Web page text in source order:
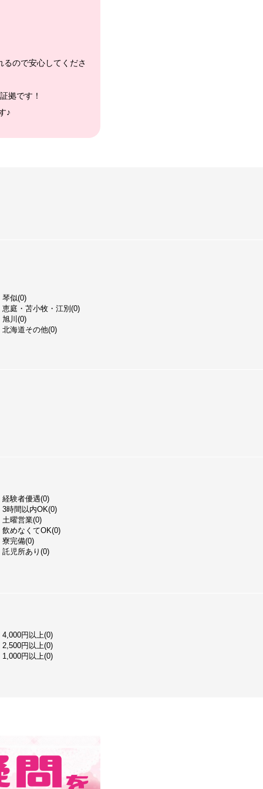
ので安心してくださ
拠です！
♪
琴似(0)
恵庭・苫小牧・江別(0)
旭川(0)
北海道その他(0)
経験者優遇(0)
3時間以内OK(0)
土曜営業(0)
飲めなくてOK(0)
寮完備(0)
託児所あり(0)
4,000円以上(0)
2,500円以上(0)
1,000円以上(0)